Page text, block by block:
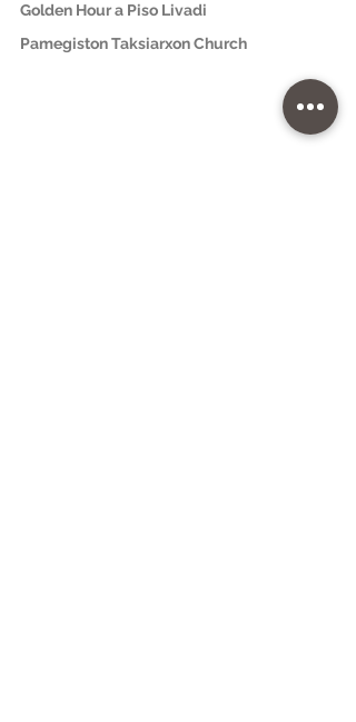
Golden Hour a Piso Livadi
Pamegiston Taksiarxon Church